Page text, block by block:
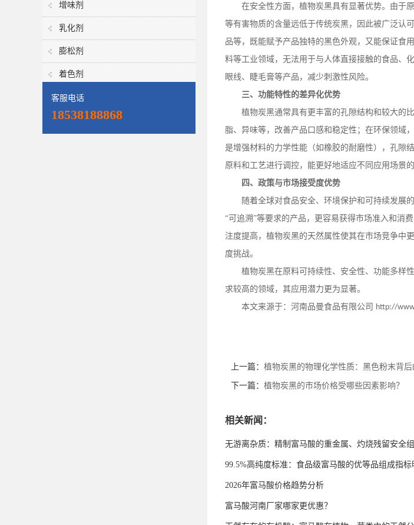
增味剂
乳化剂
膨松剂
着色剂
客服电话
18538188868
在安全性方面，植物炭黑具有显著优势。由于
等有害物质的含量远低于传统炭黑，因此被广泛认
品等，既能赋予产品独特的黑色外观，又能保证食
料等工业领域，无法用于与人体直接接触的食品、
眼线、睫毛膏等产品，减少刺激性风险。
三、功能特性的差异化优势
植物炭黑通常具有更丰富的孔隙结构和较大的
脂、异味等，改善产品口感和稳定性；在环保领域
是增强材料的力学性能（如橡胶的耐磨性），孔隙
原料和工艺进行调控，能更好地适应不同应用场景
四、政策与市场接受度优势
随着全球对食品安全、环境保护和可持续发展
“可追溯”等要求的产品，更容易获得市场准入和消
注度提高，植物炭黑的天然属性使其在市场竞争中
度挑战。
植物炭黑在原料可持续性、安全性、功能多样
求较高的领域，其应用潜力更为显著。
本文来源于：河南品曼食品有限公司 http://
上一篇： 植物炭黑的物理化学性质：黑色粉末背
下一篇： 植物炭黑的市场价格受哪些因素影响？
相关新闻：
无游离杂质：精制富马酸的重金属、灼烧残留安全
99.5%高纯度标准：食品级富马酸的优等品组成指标
2026年富马酸价格趋势分析
富马酸河南厂家哪家更优惠？